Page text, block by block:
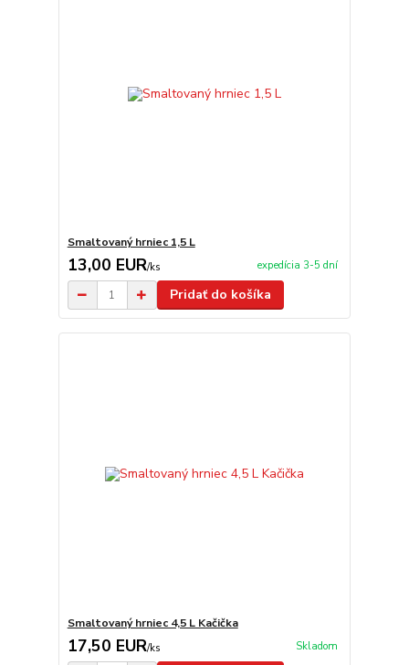
Smaltovaný hrniec 1,5 L
13,00 EUR/ks expedícia 3-5 dní
Pridať do košíka
Smaltovaný hrniec 4,5 L Kačička
17,50 EUR/ks Skladom